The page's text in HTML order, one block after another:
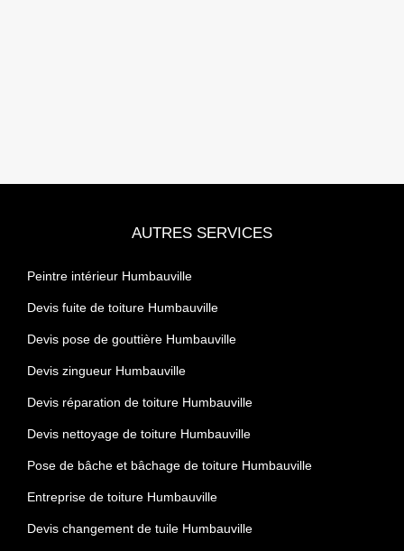
AUTRES SERVICES
Peintre intérieur Humbauville
Devis fuite de toiture Humbauville
Devis pose de gouttière Humbauville
Devis zingueur Humbauville
Devis réparation de toiture Humbauville
Devis nettoyage de toiture Humbauville
Pose de bâche et bâchage de toiture Humbauville
Entreprise de toiture Humbauville
Devis changement de tuile Humbauville